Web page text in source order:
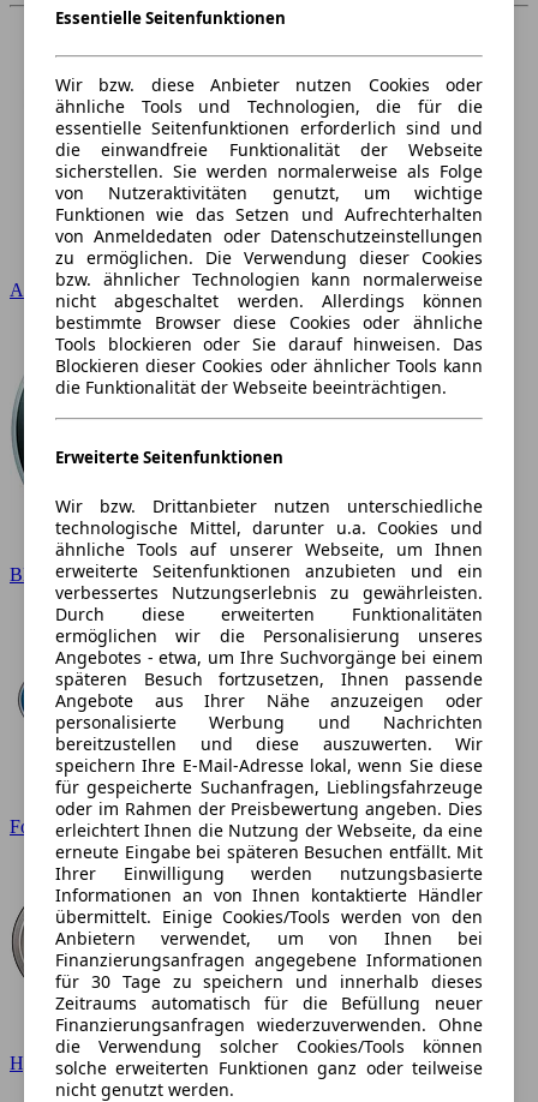
Audi
BMW
Ford
Hyundai
Essentielle Seitenfunktionen
Wir bzw. diese Anbieter nutzen Cookies oder
ähnliche Tools und Technologien, die für die
essentielle Seitenfunktionen erforderlich sind und
die einwandfreie Funktionalität der Webseite
sicherstellen. Sie werden normalerweise als Folge
von Nutzeraktivitäten genutzt, um wichtige
Funktionen wie das Setzen und Aufrechterhalten
von Anmeldedaten oder Datenschutzeinstellungen
zu ermöglichen. Die Verwendung dieser Cookies
bzw. ähnlicher Technologien kann normalerweise
nicht abgeschaltet werden. Allerdings können
bestimmte Browser diese Cookies oder ähnliche
Tools blockieren oder Sie darauf hinweisen. Das
Blockieren dieser Cookies oder ähnlicher Tools kann
die Funktionalität der Webseite beeinträchtigen.
Erweiterte Seitenfunktionen
Wir bzw. Drittanbieter nutzen unterschiedliche
technologische Mittel, darunter u.a. Cookies und
ähnliche Tools auf unserer Webseite, um Ihnen
erweiterte Seitenfunktionen anzubieten und ein
verbessertes Nutzungserlebnis zu gewährleisten.
Durch diese erweiterten Funktionalitäten
ermöglichen wir die Personalisierung unseres
Angebotes - etwa, um Ihre Suchvorgänge bei einem
späteren Besuch fortzusetzen, Ihnen passende
Angebote aus Ihrer Nähe anzuzeigen oder
personalisierte Werbung und Nachrichten
bereitzustellen und diese auszuwerten. Wir
speichern Ihre E-Mail-Adresse lokal, wenn Sie diese
für gespeicherte Suchanfragen, Lieblingsfahrzeuge
oder im Rahmen der Preisbewertung angeben. Dies
erleichtert Ihnen die Nutzung der Webseite, da eine
erneute Eingabe bei späteren Besuchen entfällt. Mit
Ihrer Einwilligung werden nutzungsbasierte
Informationen an von Ihnen kontaktierte Händler
übermittelt. Einige Cookies/Tools werden von den
Anbietern verwendet, um von Ihnen bei
Finanzierungsanfragen angegebene Informationen
für 30 Tage zu speichern und innerhalb dieses
Zeitraums automatisch für die Befüllung neuer
Finanzierungsanfragen wiederzuverwenden. Ohne
die Verwendung solcher Cookies/Tools können
solche erweiterten Funktionen ganz oder teilweise
nicht genutzt werden.